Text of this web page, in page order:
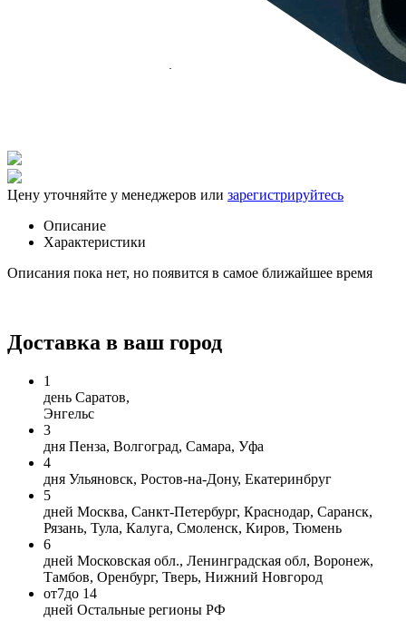
Цену уточняйте у менеджеров или зарегистрируйтесь
Описание
Характеристики
Описания пока нет, но появится в самое ближайшее время
Доставка в ваш город
1
день Саратов,
Энгельс
3
дня Пенза, Волгоград, Самара, Уфа
4
дня Ульяновск, Ростов-на-Дону, Екатеринбруг
5
дней Москва, Санкт-Петербург, Краснодар, Саранск,
Рязань, Тула, Калуга, Смоленск, Киров, Тюмень
6
дней Московская обл., Ленинградская обл, Воронеж,
Тамбов, Оренбург, Тверь, Нижний Новгород
от7до 14
дней Остальные регионы РФ